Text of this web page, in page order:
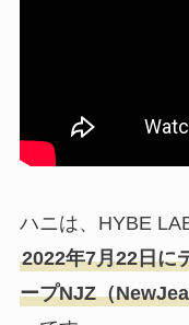
ハニは、HYBE
2022年7月22日に
ープNJZ（